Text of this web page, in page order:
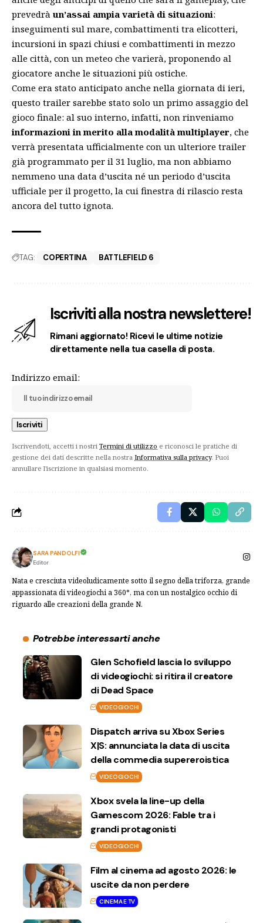
prevedrà un’assai ampia varietà di situazioni:
inseguimenti sul mare, combattimenti tra elicotteri,
incursioni in spazi chiusi e combattimenti in mezzo
alle città, con un meteo che varierà, proponendo al
giocatore anche le situazioni più ostiche.
Come era stato anticipato anche nella giornata di ieri,
questo trailer sarebbe stato solo un primo assaggio del
gioco finale: al suo interno, infatti, non rinveniamo
informazioni in merito alla modalità multiplayer, che
verrà presentata ufficialmente con un ulteriore trailer
già programmato per il 31 luglio, ma non abbiamo
nemmeno una data d’uscita né un periodo d’uscita
ufficiale per il progetto, la cui finestra di rilascio resta
ancora del tutto ignota.
TAG: COPERTINA BATTLEFIELD 6
Iscriviti alla nostra newslettere!
Rimani aggiornato! Ricevi le ultime notizie
direttamente nella tua casella di posta.
Indirizzo email:
Iscrivendoti, accetti i nostri Termini di utilizzo e riconosci le pratiche di
gestione dei dati descritte nella nostra Informativa sulla privacy. Puoi
annullare l'iscrizione in qualsiasi momento.
SARA PANDOLFI
Editor
Nata e cresciuta videoludicamente sotto il segno della triforza, grande
appassionata di videogiochi a 360°, ma con un nostalgico occhio di
riguardo alle creazioni della grande N.
Potrebbe interessarti anche
Glen Schofield lascia lo sviluppo
di videogiochi: si ritira il creatore
di Dead Space
VIDEOGIOCHI
Dispatch arriva su Xbox Series
X|S: annunciata la data di uscita
della commedia supereroistica
VIDEOGIOCHI
Xbox svela la line-up della
Gamescom 2026: Fable tra i
grandi protagonisti
VIDEOGIOCHI
Film al cinema ad agosto 2026: le
uscite da non perdere
CINEMA E TV